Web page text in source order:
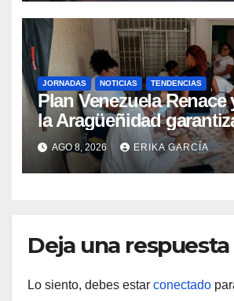
JORNADAS NOTICIAS TENDENCIAS
Plan Venezuela Renace
la Aragüeñidad
atención médica
Aragua
AGO 8, 2026 ERIKA GARCÍA
Deja una respuesta
Lo siento, debes estar conectado